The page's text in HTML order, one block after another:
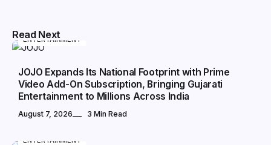
Read Next
ENTERTAINMENT
JOJO Expands Its National Footprint with Prime
Video Add-On Subscription, Bringing Gujarati
Entertainment to Millions Across India
August 7, 2026 3 Min Read
ENTERTAINMENT